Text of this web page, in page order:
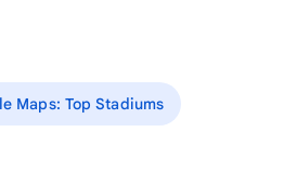
Maps: Top Stadiums